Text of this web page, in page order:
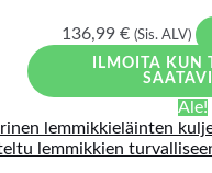
136,99 € (Sis. ALV)
ILMOITA KUN
Ale!